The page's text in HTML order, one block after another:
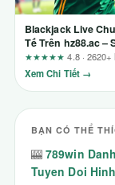
Blackjack Live
Tế Trên hz88.ac –
Xanh Chín Cho
★★★★★4.8 ·
Xem Chi Tiết →
BẠN CÓ THỂ
🎰789win
Tuyen Doi